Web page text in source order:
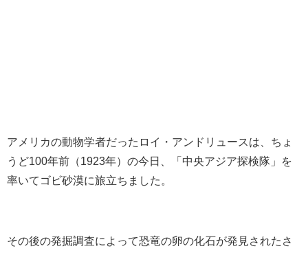
アメリカの動物学者だったロイ・アンドリュースは、ちょ
うど100年前（1923年）の今日、「中央アジア探検隊」を
率いてゴビ砂漠に旅立ちました。
その後の発掘調査によって恐竜の卵の化石が発見されたさ